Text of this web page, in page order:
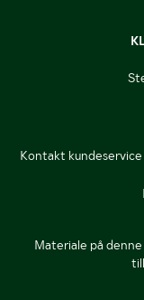
Kontakt
Materiale på